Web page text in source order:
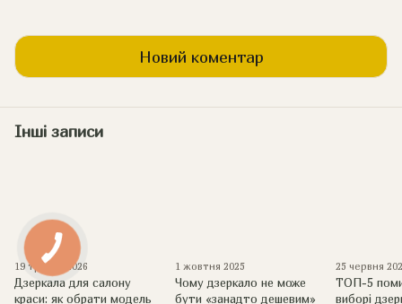
Новий коментар
Інші записи
19 травня 2026
Дзеркала для салону
краси: як обрати модель
1 жовтня 2025
Чому дзеркало не може
бути «занадто дешевим»
25 червня
ТОП-5
виборі